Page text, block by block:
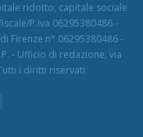
ridotto, capitale sociale
P.Iva 06295380486 -
Firenze n° 06295380486 -
- Ufficio di redazione, via
i diritti riservati